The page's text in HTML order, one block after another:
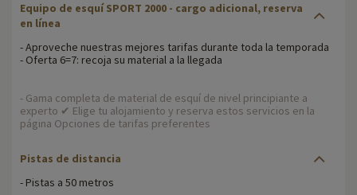
Equipo de esquí SPORT 2000 - cargo adicional, reserva
en línea
- Aproveche nuestras mejores tarifas durante toda la temporada
- Oferta 6=7: recoja su material a la llegada
- Gama completa de material de esquí de nivel principiante a
experto ✔ Elige tu alojamiento y reserva estos servicios en la
página Opciones de tarifas preferentes
Pistas de distancia
- Pistas a 50 metros